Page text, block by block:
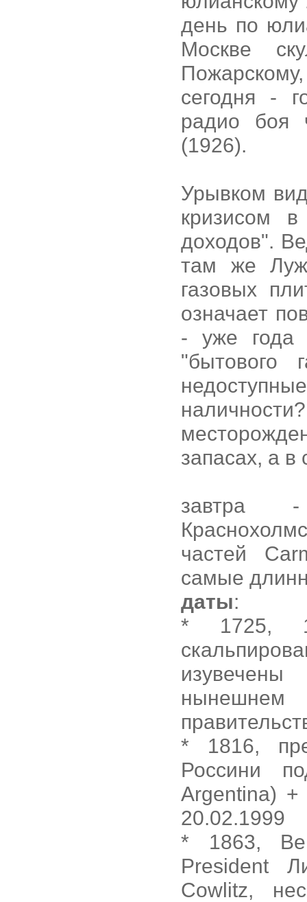
день по
Москве
сегодня -
радио боя
(1926).
Урывком
кризисом
доходов".
там же
газовых
означает
- уже года
"бытового
запасах, а в
завтра -
частей
самые
даты:
* 1725, 1-
* 1816,
Россини
Argentina) +
20.02.1999
* 1863,
President
Cowlitz,